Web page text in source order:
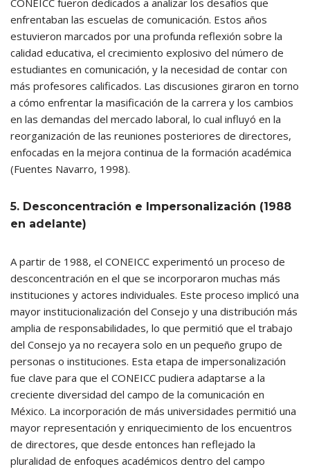
CONEICC fueron dedicados a analizar los desafíos que
enfrentaban las escuelas de comunicación. Estos años
estuvieron marcados por una profunda reflexión sobre la
calidad educativa, el crecimiento explosivo del número de
estudiantes en comunicación, y la necesidad de contar con
más profesores calificados. Las discusiones giraron en torno
a cómo enfrentar la masificación de la carrera y los cambios
en las demandas del mercado laboral, lo cual influyó en la
reorganización de las reuniones posteriores de directores,
enfocadas en la mejora continua de la formación académica
(Fuentes Navarro, 1998).
5. Desconcentración e Impersonalización (1988
en adelante)
A partir de 1988, el CONEICC experimentó un proceso de
desconcentración en el que se incorporaron muchas más
instituciones y actores individuales. Este proceso implicó una
mayor institucionalización del Consejo y una distribución más
amplia de responsabilidades, lo que permitió que el trabajo
del Consejo ya no recayera solo en un pequeño grupo de
personas o instituciones. Esta etapa de impersonalización
fue clave para que el CONEICC pudiera adaptarse a la
creciente diversidad del campo de la comunicación en
México. La incorporación de más universidades permitió una
mayor representación y enriquecimiento de los encuentros
de directores, que desde entonces han reflejado la
pluralidad de enfoques académicos dentro del campo